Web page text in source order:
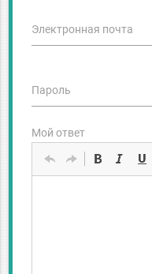
Электронная почта
Пароль
Мой ответ